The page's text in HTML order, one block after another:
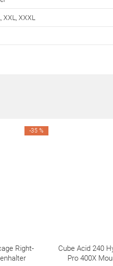
XXL, XXXL
Right-
-35 %
Cube Acid 240
Pro 400X